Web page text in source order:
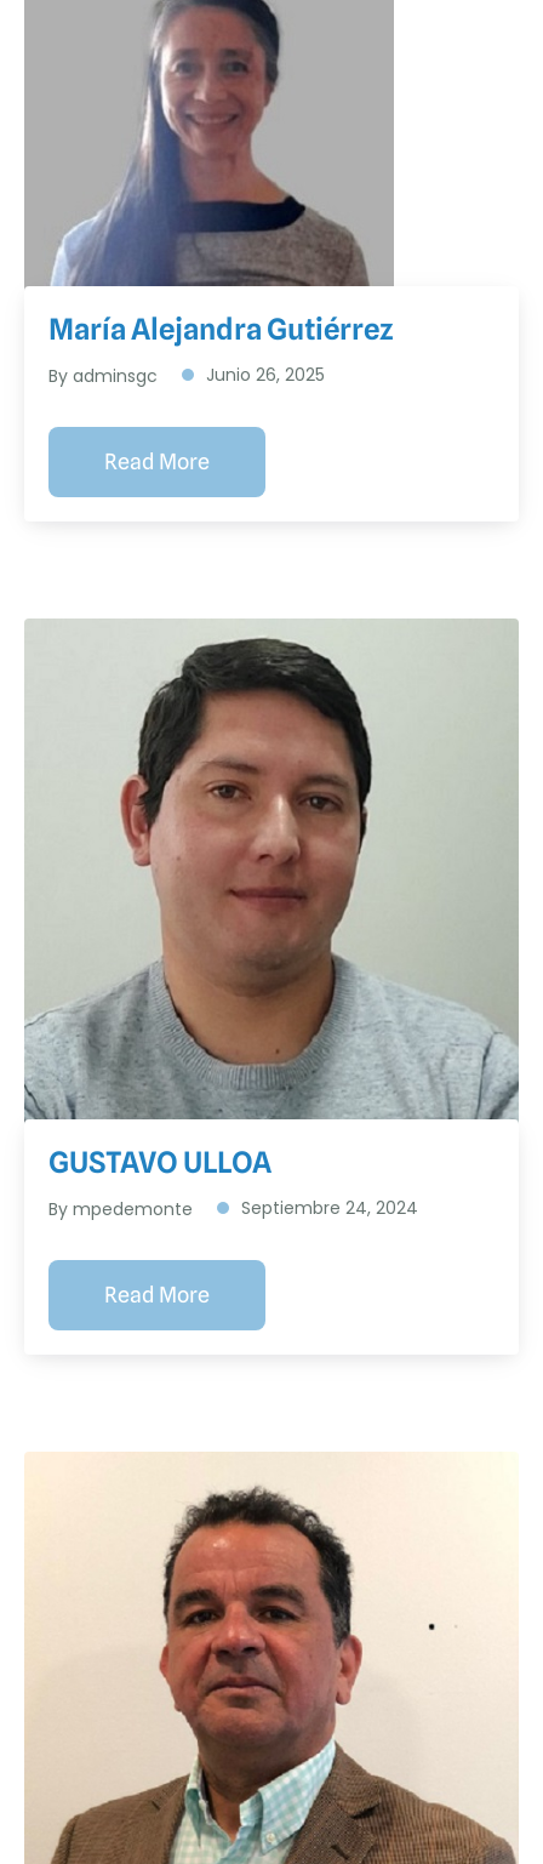
María Alejandra Gutiérrez
By adminsgc Junio 26, 2025
Read More
GUSTAVO ULLOA
By mpedemonte Septiembre 24, 2024
Read More